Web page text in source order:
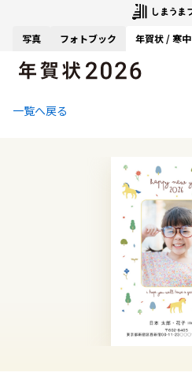
写真 フォトブック 年賀状 / 寒中
一覧へ戻る